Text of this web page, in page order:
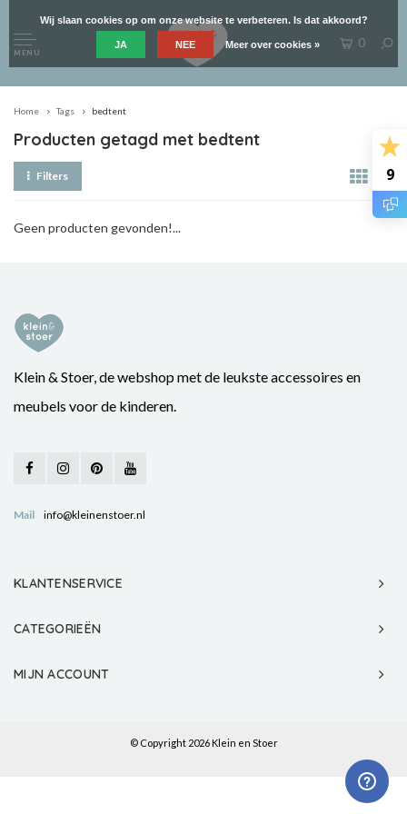
9
MENU
0
Home Tags bedtent
Producten getagd met bedtent
Filters
Geen producten gevonden!...
Klein & Stoer, de webshop met de leukste accessoires en
meubels voor de kinderen.
Mail info@kleinenstoer.nl
KLANTENSERVICE
CATEGORIEËN
MIJN ACCOUNT
© Copyright 2026 Klein en Stoer
Wij slaan cookies op om onze website te verbeteren. Is dat akkoord?
JA NEE Meer over cookies »